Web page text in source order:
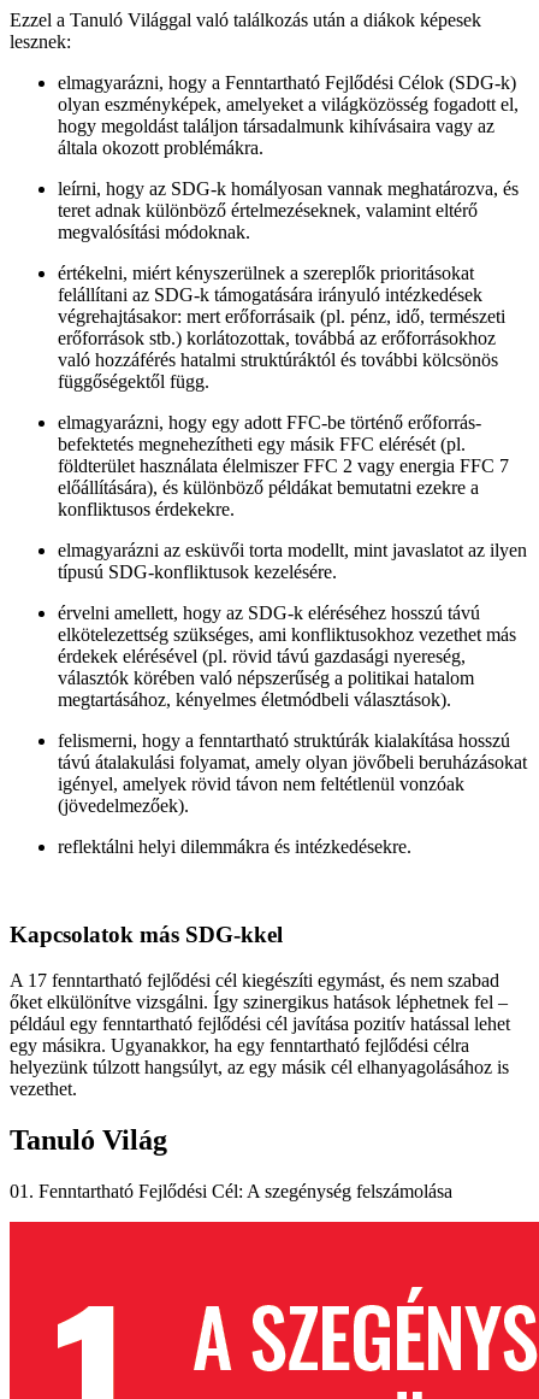
Ezzel a Tanuló Világgal való találkozás után a diákok képesek
lesznek:
elmagyarázni, hogy a Fenntartható Fejlődési Célok (SDG-k)
olyan eszményképek, amelyeket a világközösség fogadott el,
hogy megoldást találjon társadalmunk kihívásaira vagy az
általa okozott problémákra.
leírni, hogy az SDG-k homályosan vannak meghatározva, és
teret adnak különböző értelmezéseknek, valamint eltérő
megvalósítási módoknak.
értékelni, miért kényszerülnek a szereplők prioritásokat
felállítani az SDG-k támogatására irányuló intézkedések
végrehajtásakor: mert erőforrásaik (pl. pénz, idő, természeti
erőforrások stb.) korlátozottak, továbbá az erőforrásokhoz
való hozzáférés hatalmi struktúráktól és további kölcsönös
függőségektől függ.
elmagyarázni, hogy egy adott FFC-be történő erőforrás-
befektetés megnehezítheti egy másik FFC elérését (pl.
földterület használata élelmiszer FFC 2 vagy energia FFC 7
előállítására), és különböző példákat bemutatni ezekre a
konfliktusos érdekekre.
elmagyarázni az esküvői torta modellt, mint javaslatot az ilyen
típusú SDG-konfliktusok kezelésére.
érvelni amellett, hogy az SDG-k eléréséhez hosszú távú
elkötelezettség szükséges, ami konfliktusokhoz vezethet más
érdekek elérésével (pl. rövid távú gazdasági nyereség,
választók körében való népszerűség a politikai hatalom
megtartásához, kényelmes életmódbeli választások).
felismerni, hogy a fenntartható struktúrák kialakítása hosszú
távú átalakulási folyamat, amely olyan jövőbeli beruházásokat
igényel, amelyek rövid távon nem feltétlenül vonzóak
(jövedelmezőek).
reflektálni helyi dilemmákra és intézkedésekre.
Kapcsolatok más SDG-kkel
A 17 fenntartható fejlődési cél kiegészíti egymást, és nem szabad
őket elkülönítve vizsgálni. Így szinergikus hatások léphetnek fel –
például egy fenntartható fejlődési cél javítása pozitív hatással lehet
egy másikra. Ugyanakkor, ha egy fenntartható fejlődési célra
helyezünk túlzott hangsúlyt, az egy másik cél elhanyagolásához is
vezethet.
Tanuló Világ
01. Fenntartható Fejlődési Cél: A szegénység felszámolása